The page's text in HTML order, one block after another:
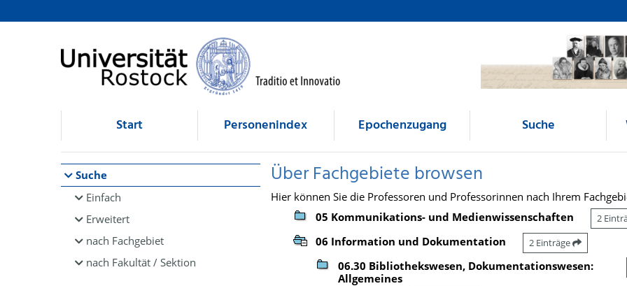
Browsen
direkt zum Inhalt
Start Personenindex Epochenzugang Suche
Suche
Einfach
Erweitert
nach Fachgebiet
nach Fakultät / Sektion
Über Fachgebiete browsen
Hier können Sie die Professoren und Professorinnen nach Ihrem
05 Kommunikations- und Medienwissenschaften
2
06 Information und Dokumentation 2 Einträge
06.30 Bibliothekswesen, Dokumentationswesen:
Allgemeines